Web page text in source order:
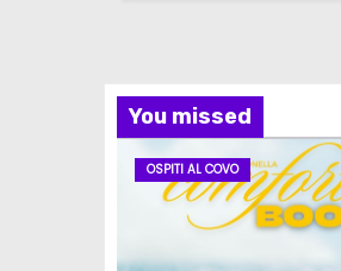
You missed
OSPITI AL COVO